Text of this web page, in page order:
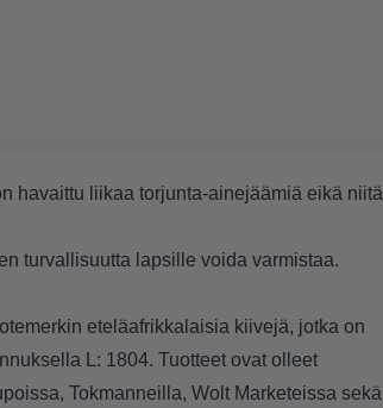
havaittu liikaa torjunta-ainejäämiä eikä niitä
turvallisuutta lapsille voida varmistaa.
eteläafrikkalaisia kiivejä, jotka on
L: 1804. Tuotteet ovat olleet
Tokmanneilla, Wolt Marketeissa sekä